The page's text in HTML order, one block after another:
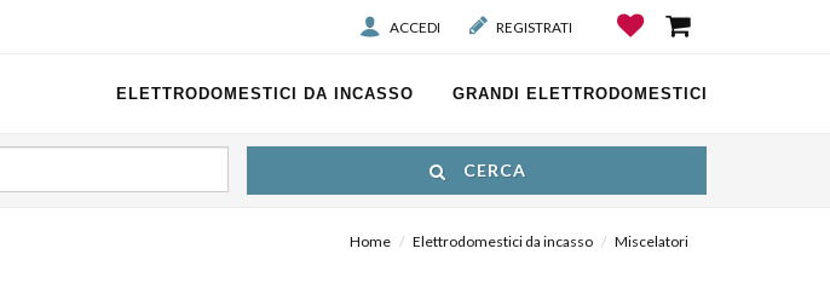
ACCEDI REGISTRATI
ELETTRODOMESTICI DA INCASSO GRANDI ELETTRODOMESTICI
CERCA
Home Elettrodomestici da incasso Miscelatori